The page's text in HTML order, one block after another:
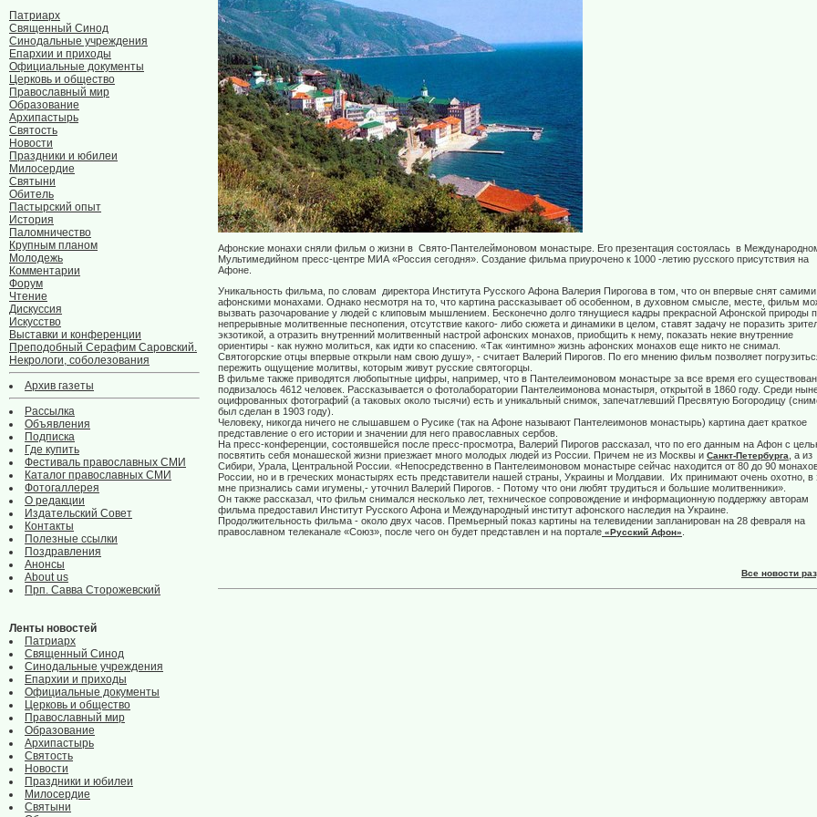
Патриарх
Священный Синод
Синодальные учреждения
Епархии и приходы
Официальные документы
Церковь и общество
Православный мир
Образование
Архипастырь
Святость
Новости
Праздники и юбилеи
Милосердие
Святыни
Обитель
Пастырский опыт
История
Паломничество
Крупным планом
Молодежь
Комментарии
Форум
Чтение
Дискуссия
Искусство
Выставки и конференции
Преподобный Серафим Саровский.
Некрологи, соболезования
Архив газеты
Рассылка
Объявления
Подписка
Где купить
Фестиваль православных СМИ
Каталог православных СМИ
Фотогаллерея
О редакции
Издательский Совет
Контакты
Полезные ссылки
Поздравления
Анонсы
About us
Прп. Савва Сторожевский
Ленты новостей
Патриарх
Священный Синод
Синодальные учреждения
Епархии и приходы
Официальные документы
Церковь и общество
Православный мир
Образование
Архипастырь
Святость
Новости
Праздники и юбилеи
Милосердие
Святыни
Афонские монахи сняли фильм о жизни в Свято-Пантелеймоновом монастыре. Его презентация состоялась в
Мультимедийном пресс-центре МИА «Россия сегодня». Создание фильма приурочено к 1000 -летию русского присутствия на
Афоне.
Уникальность фильма, по словам директора Института Русского Афона Валерия Пирогова в том, что он впервые снят самими
афонскими монахами. Однако несмотря на то, что картина рассказывает об особенном, в духовном смысле, месте, фильм
вызвать разочарование у людей с клиповым мышлением. Бесконечно долго тянущиеся кадры прекрасной Афонской природы
непрерывные молитвенные песнопения, отсутствие какого- либо сюжета и динамики в целом, ставят задачу не поразить
экзотикой, а отразить внутренний молитвенный настрой афонских монахов, приобщить к нему, показать некие внутренние
ориентиры - как нужно молиться, как идти ко спасению. «Так «интимно» жизнь афонских монахов еще никто не снимал.
Святогорские отцы впервые открыли нам свою душу», - считает Валерий Пирогов. По его мнению фильм позволяет
пережить ощущение молитвы, которым живут русские святогорцы.
В фильме также приводятся любопытные цифры, например, что в Пантелеимоновом монастыре за все время его
подвизалось 4612 человек. Рассказывается о фотолаборатории Пантелеимонова монастыря, открытой в 1860 году. Среди
оцифрованных фотографий (а таковых около тысячи) есть и уникальный снимок, запечатлевший Пресвятую Богородицу
был сделан в 1903 году).
Человеку, никогда ничего не слышавшем о Русике (так на Афоне называют Пантелеимонов монастырь) картина дает краткое
представление о его истории и значении для него православных сербов.
На пресс-конференции, состоявшейся после пресс-просмотра, Валерий Пирогов рассказал, что по его данным на Афон с
посвятить себя монашеской жизни приезжает много молодых людей из России. Причем не из Москвы и Санкт-Петербурга, а из
Сибири, Урала, Центральной России. «Непосредственно в Пантелеимоновом монастыре сейчас находится от 80 до 90
России, но и в греческих монастырях есть представители нашей страны, Украины и Молдавии. Их принимают очень охотно, в
мне признались сами игумены,- уточнил Валерий Пирогов. - Потому что они любят трудиться и большие молитвенники».
Он также рассказал, что фильм снимался несколько лет, техническое сопровождение и информационную поддержку авторам
фильма предоставил Институт Русского Афона и Международный институт афонского наследия на Украине.
Продолжительность фильма - около двух часов. Премьерный показ картины на телевидении запланирован на 28 февраля на
православном телеканале «Союз», после чего он будет представлен и на портале «Русский Афон».
Все новости